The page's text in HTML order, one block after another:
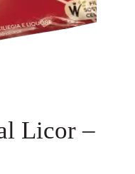
Licor –